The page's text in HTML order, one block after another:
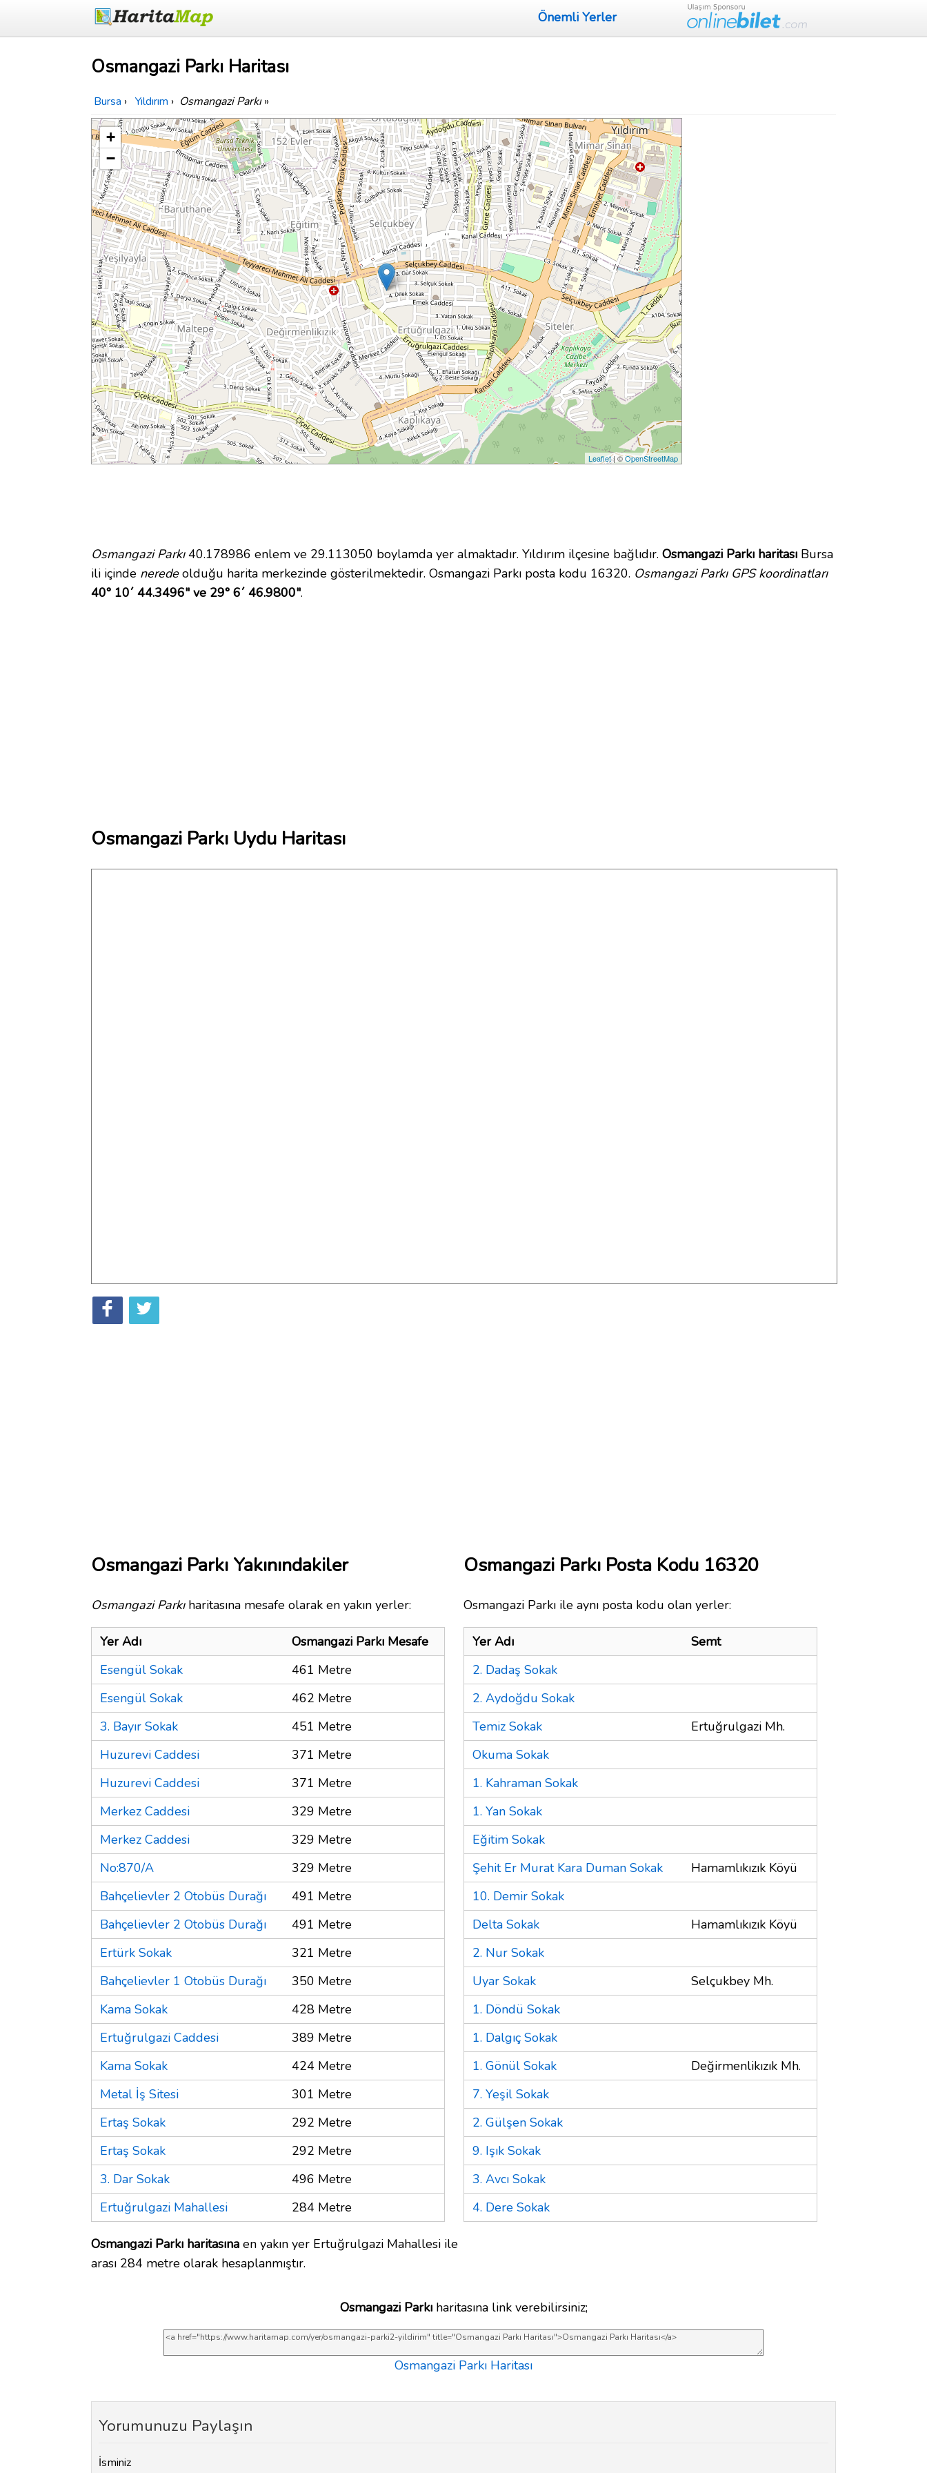
Önemli Yerler
Osmangazi Parkı Haritası
Bursa › Yıldırım › Osmangazi Parkı»
+
−
Leaflet| ©OpenStreetMap
Osmangazi Parkı40.178986 enlem ve 29.113050 boylamda yer almaktadır. Yıldırım ilçesine bağlıdır. Osmangazi Parkı haritası Bursa
ili içinde neredeolduğu harita merkezinde gösterilmektedir. Osmangazi Parkı posta kodu 16320. Osmangazi Parkı GPS koordinatları
40° 10´ 44.3496" ve 29° 6´ 46.9800".
Osmangazi Parkı Uydu Haritası
Osmangazi Parkı Yakınındakiler
Osmangazi Parkıharitasına mesafe olarak en yakın yerler:
Yer Adı
Osmangazi Parkı Mesafe
Esengül Sokak
461 Metre
Esengül Sokak
462 Metre
3. Bayır Sokak
451 Metre
Huzurevi Caddesi
371 Metre
Huzurevi Caddesi
371 Metre
Merkez Caddesi
329 Metre
Merkez Caddesi
329 Metre
No:870/A
329 Metre
Bahçelievler 2 Otobüs Durağı
491 Metre
Bahçelievler 2 Otobüs Durağı
491 Metre
Ertürk Sokak
321 Metre
Bahçelievler 1 Otobüs Durağı
350 Metre
Kama Sokak
428 Metre
Ertuğrulgazi Caddesi
389 Metre
Kama Sokak
424 Metre
Metal İş Sitesi
301 Metre
Ertaş Sokak
292 Metre
Ertaş Sokak
292 Metre
3. Dar Sokak
496 Metre
Ertuğrulgazi Mahallesi
284 Metre
Osmangazi Parkı haritasına en yakın yer Ertuğrulgazi Mahallesi ile
arası 284 metre olarak hesaplanmıştır.
Osmangazi Parkı Posta Kodu 16320
Osmangazi Parkı ile aynı posta kodu olan yerler:
Yer Adı
Semt
2. Dadaş Sokak
2. Aydoğdu Sokak
Temiz Sokak
Ertuğrulgazi Mh.
Okuma Sokak
1. Kahraman Sokak
1. Yan Sokak
Eğitim Sokak
Şehit Er Murat Kara Duman Sokak
Hamamlıkızık Köyü
10. Demir Sokak
Delta Sokak
Hamamlıkızık Köyü
2. Nur Sokak
Uyar Sokak
Selçukbey Mh.
1. Döndü Sokak
1. Dalgıç Sokak
1. Gönül Sokak
Değirmenlikızık Mh.
7. Yeşil Sokak
2. Gülşen Sokak
9. Işık Sokak
3. Avcı Sokak
4. Dere Sokak
Osmangazi Parkıharitasına link verebilirsiniz;
Osmangazi Parkı Haritası
Yorumunuzu Paylaşın
İsminiz